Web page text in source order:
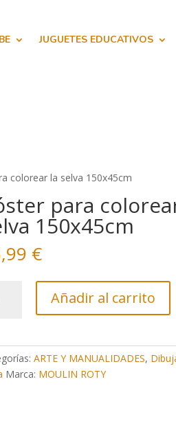
JUGUETES EDUCATIVOS
colorear la selva 150x45cm
para
150x45cm
€
Añadir al carrito
ARTE Y MANUALIDADES,
Marca: MOULIN ROTY